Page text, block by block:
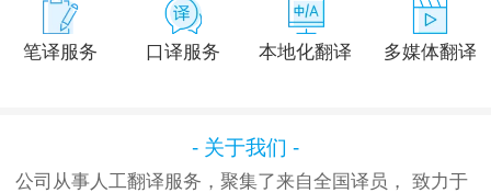
笔译服务 口译服务 本地化翻译 多媒体翻译
- 关于我们 -
公司从事人工翻译服务，聚集了来自全国译员， 致力于